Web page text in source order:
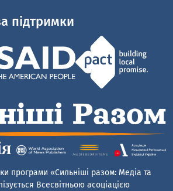
підтримки
програми «Сильніші разом: Медіа та
Всесвітньою асоціацією